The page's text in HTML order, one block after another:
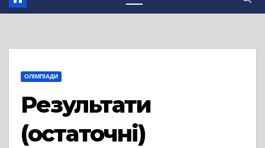
ОЛІМПІАДИ
Результати
(остаточні)